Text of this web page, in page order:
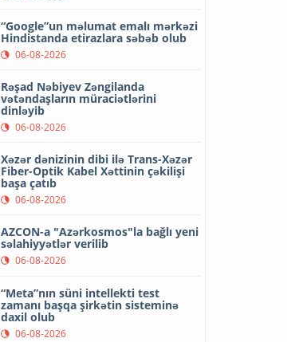
“Google”un məlumat emalı mərkəzi
Hindistanda etirazlara səbəb olub
06-08-2026
Rəşad Nəbiyev Zəngilanda
vətəndaşların müraciətlərini
dinləyib
06-08-2026
Xəzər dənizinin dibi ilə Trans-Xəzər
Fiber-Optik Kabel Xəttinin çəkilişi
başa çatıb
06-08-2026
AZCON-a "Azərkosmos"la bağlı yeni
səlahiyyətlər verilib
06-08-2026
“Meta”nın süni intellekti test
zamanı başqa şirkətin sisteminə
daxil olub
06-08-2026